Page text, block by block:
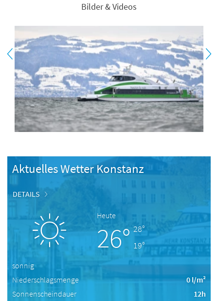
Bilder & Videos
Aktuelles Wetter Konstanz
DETAILS
Heute
26° 28°
19°
sonnig
Niederschlagsmenge
0 l/m²
Sonnenscheindauer
12h